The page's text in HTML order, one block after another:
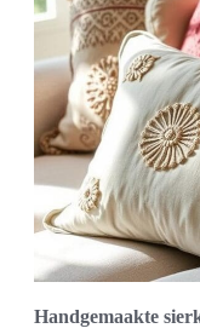
Handgemaakte